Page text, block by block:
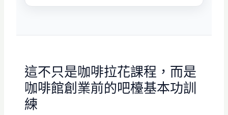
這不只是咖啡拉花課程，而是
咖啡館創業前的吧檯基本功訓
練